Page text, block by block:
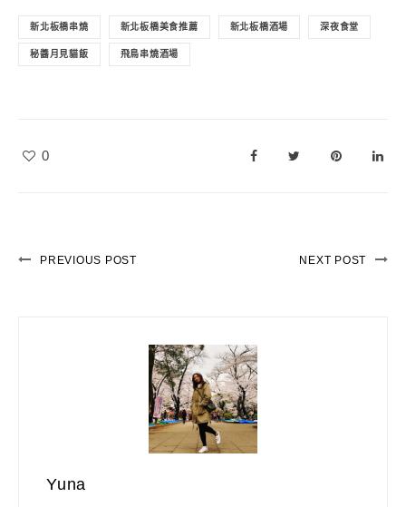
新北板橋串燒 新北板橋美食推薦 新北板橋酒場 深夜食堂
秘醬月見貓飯 飛鳥串燒酒場
0
PREVIOUS POST NEXT POST
Yuna